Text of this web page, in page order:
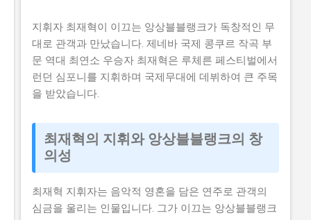
지휘자 최재혁이 이끄는 앙상블블랭크가 독창적인 무
대로 관객과 만났습니다. 제네바 국제 콩쿠르 작곡 부
문 역대 최연소 우승자 최재혁은 루체른 페스티벌에서
런던 심포니를 지휘하며 국제무대에 데뷔하여 큰 주목
을 받았습니다.
최재혁의 지휘와 앙상블블랭크의 창
의성
최재혁 지휘자는 음악적 영혼을 담은 연주로 관객의
심금을 울리는 인물입니다. 그가 이끄는 앙상블블랭크